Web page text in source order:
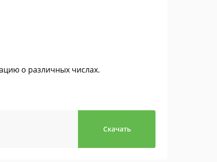
о различных числах.
Скачать